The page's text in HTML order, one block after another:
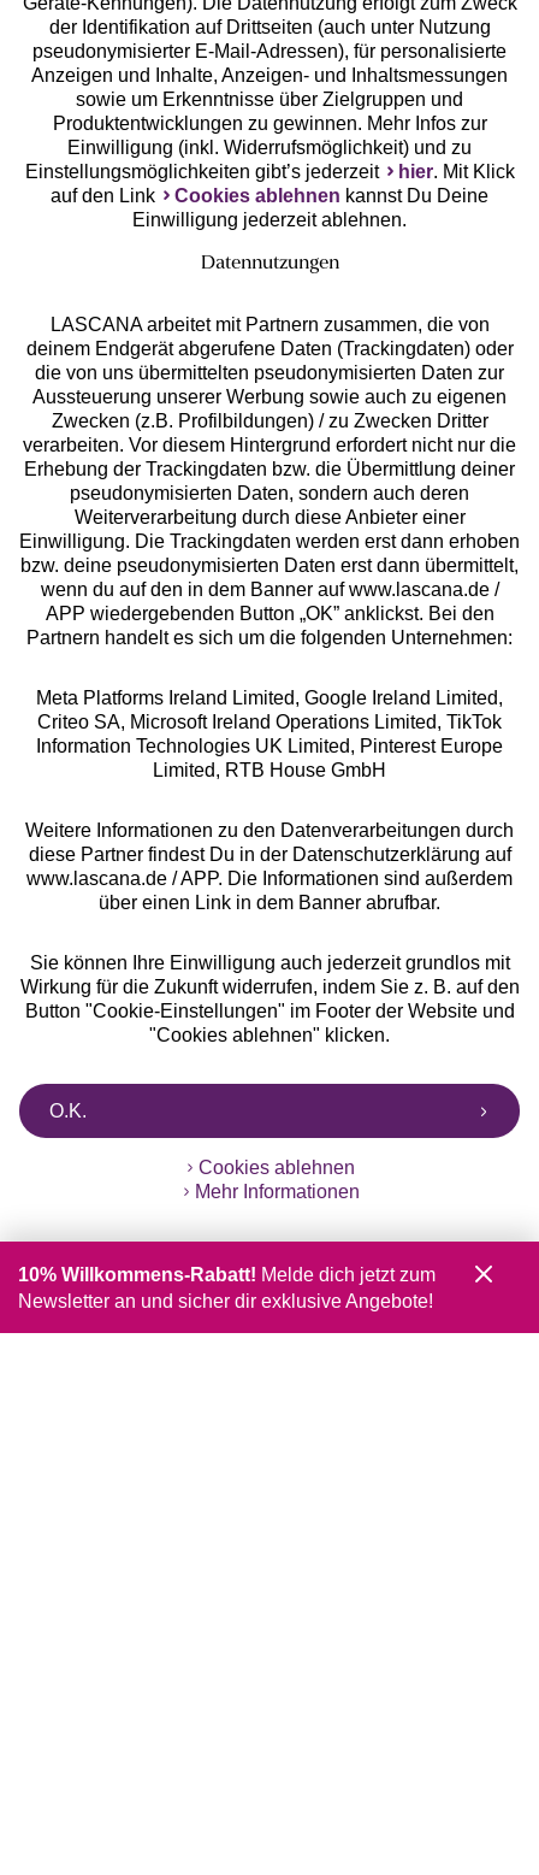
Unsere Apps
Services
Beratung
Über uns
Rechtliches
Alle Preise inkl. MwSt., zzgl.
Versandkosten
** Bonität vorausgesetzt, berechtigt zur Bonitätsprüfung
der Identifikation auf Drittseiten (auch unter Nutzung
pseudonymisierter E-Mail-Adressen), für personalisierte
Anzeigen und Inhalte, Anzeigen- und Inhaltsmessungen
sowie um Erkenntnisse über Zielgruppen und
Produktentwicklungen zu gewinnen. Mehr Infos zur
Einwilligung (inkl. Widerrufsmöglichkeit) und zu
Einstellungsmöglichkeiten gibt’s jederzeit
hier. Mit Klick
auf den Link
Cookies ablehnen kannst Du Deine
Einwilligung jederzeit ablehnen.
Datennutzungen
LASCANA arbeitet mit Partnern zusammen, die von
deinem Endgerät abgerufene Daten (Trackingdaten) oder
die von uns übermittelten pseudonymisierten Daten zur
Aussteuerung unserer Werbung sowie auch zu eigenen
Zwecken (z.B. Profilbildungen) / zu Zwecken Dritter
verarbeiten. Vor diesem Hintergrund erfordert nicht nur die
Erhebung der Trackingdaten bzw. die Übermittlung deiner
pseudonymisierten Daten, sondern auch deren
Weiterverarbeitung durch diese Anbieter einer
Einwilligung. Die Trackingdaten werden erst dann erhoben
bzw. deine pseudonymisierten Daten erst dann übermittelt,
wenn du auf den in dem Banner auf www.lascana.de /
APP wiedergebenden Button „OK” anklickst. Bei den
Partnern handelt es sich um die folgenden Unternehmen:
Meta Platforms Ireland Limited, Google Ireland Limited,
Criteo SA, Microsoft Ireland Operations Limited, TikTok
Information Technologies UK Limited, Pinterest Europe
Limited, RTB House GmbH
Weitere Informationen zu den Datenverarbeitungen durch
diese Partner findest Du in der Datenschutzerklärung auf
www.lascana.de / APP. Die Informationen sind außerdem
über einen Link in dem Banner abrufbar.
Sie können Ihre Einwilligung auch jederzeit grundlos mit
Wirkung für die Zukunft widerrufen, indem Sie z. B. auf den
Button "Cookie-Einstellungen" im Footer der Website und
"Cookies ablehnen" klicken.
O.K.
Cookies ablehnen
Mehr Informationen
10% Willkommens-Rabatt! Melde dich jetzt zum
Newsletter an und sicher dir exklusive Angebote!